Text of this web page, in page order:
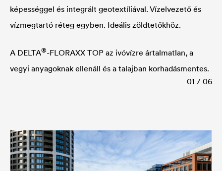
képességgel és integrált geotextíliával. Vízelvezető és
vízmegtartó réteg egyben. Ideális zöldtetőkhöz.
A DELTA®-FLORAXX TOP az ivóvízre ártalmatlan, a
vegyi anyagoknak ellenáll és a talajban korhadásmentes.
01 / 06